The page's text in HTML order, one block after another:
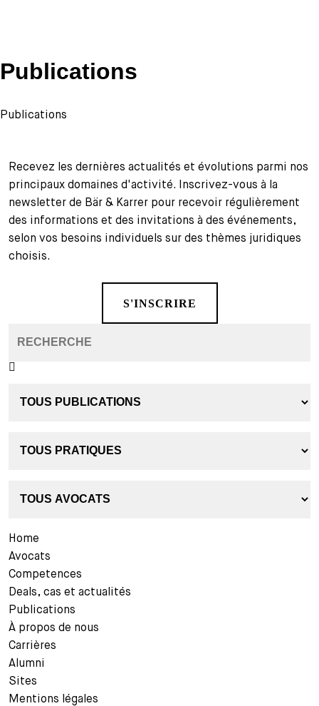
Publications
Publications
Recevez les dernières actualités et évolutions parmi nos
principaux domaines d'activité. Inscrivez-vous à la
newsletter de Bär & Karrer pour recevoir régulièrement
des informations et des invitations à des événements,
selon vos besoins individuels sur des thèmes juridiques
choisis.
S'INSCRIRE
Home
Avocats
Competences
Deals, cas et actualités
Publications
À propos de nous
Carrières
Alumni
Sites
Mentions légales